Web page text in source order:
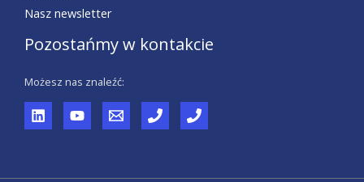
Nasz newsletter
Pozostańmy w kontakcie
Możesz nas znaleźć: